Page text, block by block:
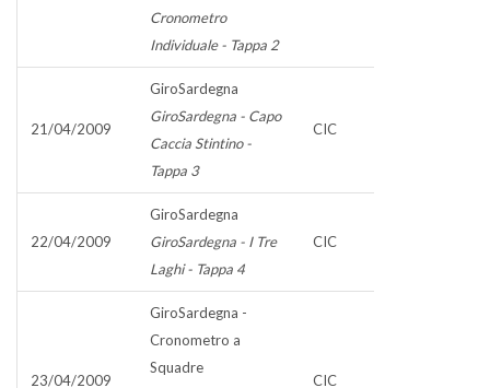
Cronometro
Individuale - Tappa 2
21/04/2009
GiroSardegna
GiroSardegna - Capo
Caccia Stintino -
Tappa 3
CIC
22/04/2009
GiroSardegna
GiroSardegna - I Tre
Laghi - Tappa 4
CIC
23/04/2009
GiroSardegna -
Cronometro a
Squadre
CIC